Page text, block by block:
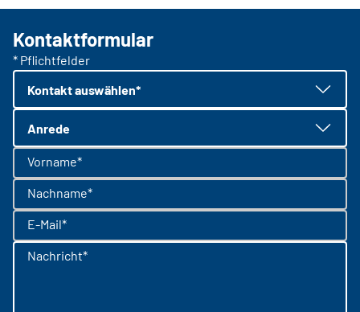
Kontaktformular
* Pflichtfelder
Kontakt auswählen*
Anrede
Vorname*
Nachname*
E-Mail*
Nachricht*